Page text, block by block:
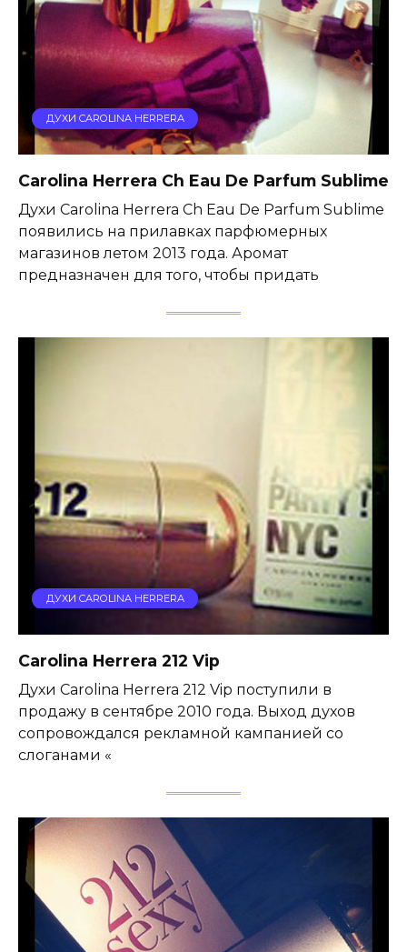
ДУХИ CAROLINA HERRERA
Carolina Herrera Ch Eau De Parfum Sublime
Духи Carolina Herrera Ch Eau De Parfum Sublime
появились на прилавках парфюмерных
магазинов летом 2013 года. Аромат
предназначен для того, чтобы придать
ДУХИ CAROLINA HERRERA
Carolina Herrera 212 Vip
Духи Carolina Herrera 212 Vip поступили в
продажу в сентябре 2010 года. Выход духов
сопровождался рекламной кампанией со
слоганами «